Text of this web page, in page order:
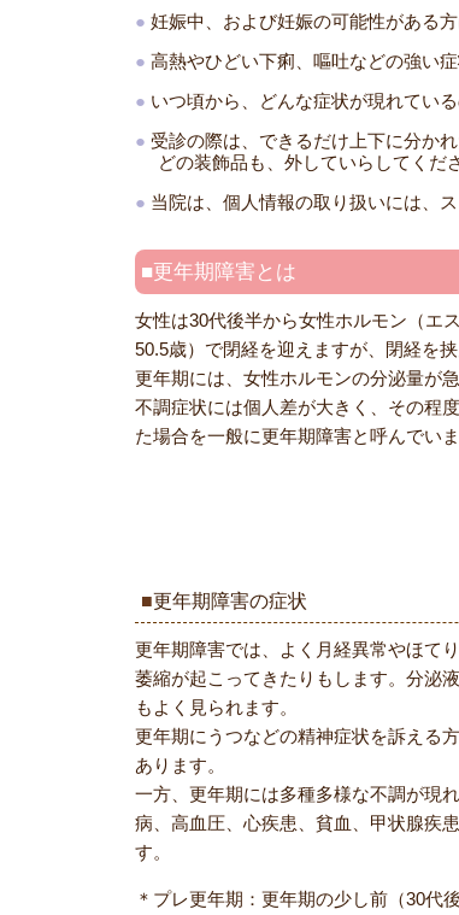
妊娠中、および妊娠の可能性がある
高熱やひどい下痢、嘔吐などの強い
いつ頃から、どんな症状が現れてい
受診の際は、できるだけ上下に分か
どの装飾品も、外していらしてくだ
当院は、個人情報の取り扱いには、
更年期障害とは
女性は30代後半から女性ホルモン（エ
50.5歳）で閉経を迎えますが、閉経を
更年期には、女性ホルモンの分泌量が
不調症状には個人差が大きく、その程
た場合を一般に更年期障害と呼んでいま
更年期障害の症状
更年期障害では、よく月経異常やほて
萎縮が起こってきたりもします。分泌
もよく見られます。
更年期にうつなどの精神症状を訴える
あります。
一方、更年期には多種多様な不調が現
病、高血圧、心疾患、貧血、甲状腺疾
す。
＊プレ更年期：更年期の少し前（30代